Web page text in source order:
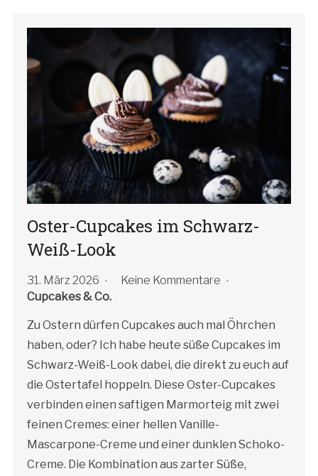
Oster-Cupcakes im Schwarz-
Weiß-Look
31. März 2026
Keine Kommentare
Cupcakes & Co.
Zu Ostern dürfen Cupcakes auch mal Öhrchen
haben, oder? Ich habe heute süße Cupcakes im
Schwarz-Weiß-Look dabei, die direkt zu euch auf
die Ostertafel hoppeln. Diese Oster-Cupcakes
verbinden einen saftigen Marmorteig mit zwei
feinen Cremes: einer hellen Vanille-
Mascarpone-Creme und einer dunklen Schoko-
Creme. Die Kombination aus zarter Süße,